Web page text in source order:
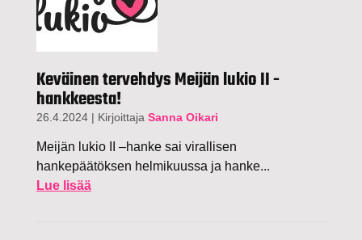
Keväinen tervehdys Meijän lukio II -
hankkeesta!
26.4.2024 | Kirjoittaja Sanna Oikari
Meijän lukio II –hanke sai virallisen
hankepäätöksen helmikuussa ja hanke...
Lue lisää